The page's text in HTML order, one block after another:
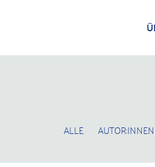
ALLE AUTOR:INNEN